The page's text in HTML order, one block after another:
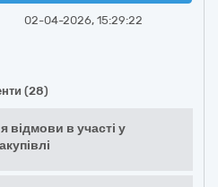
02-04-2026, 15:29:22
(28)
відмови в участі у